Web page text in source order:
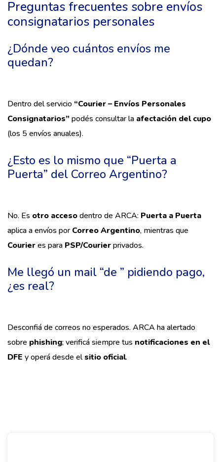
Preguntas frecuentes sobre envíos
consignatarios personales
¿Dónde veo cuántos envíos me
quedan?
Dentro del servicio “Courier – Envíos Personales
Consignatarios” podés consultar la afectación del cupo
(los 5 envíos anuales).
¿Esto es lo mismo que “Puerta a
Puerta” del Correo Argentino?
No. Es otro accesodentro de ARCA: Puerta a Puerta
aplica a envíos porCorreo Argentino, mientras que
Courieres para PSP/Courierprivados.
Me llegó un mail “de ” pidiendo pago,
¿es real?
Desconfiá de correos no esperados. ARCA ha alertado
sobre phishing; verificá siempre tus notificaciones en el
DFE y operá desde elsitio oficial.